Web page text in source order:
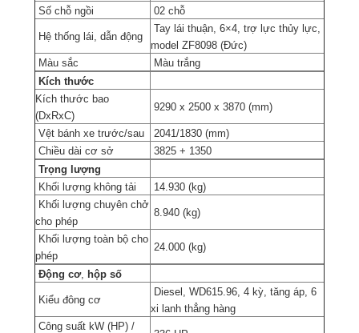
Số chỗ ngồi
02 chỗ
Hệ thống lái, dẫn động
Tay lái thuận, 6×4, trợ lực thủy lực,
model ZF8098 (Đức)
Màu sắc
Màu trắng
Kích thước
Kích thước bao
(DxRxC)
9290 x 2500 x 3870 (mm)
Vệt bánh xe trước/sau
2041/1830 (mm)
Chiều dài cơ sở
3825 + 1350
Trọng lượng
Khối lượng không tải
14.930 (kg)
Khối lượng chuyên chở
cho phép
8.940 (kg)
Khối lượng toàn bộ cho
phép
24.000 (kg)
Động cơ, hộp số
Kiểu đông cơ
Diesel, WD615.96, 4 kỳ, tăng áp, 6
xi lanh thẳng hàng
Công suất kW (HP) /